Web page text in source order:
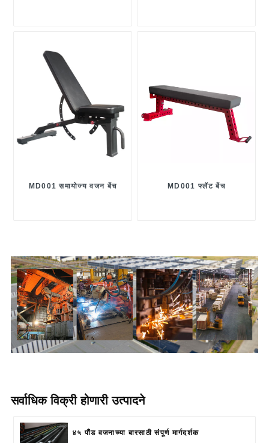
MD001 समायोज्य वजन बेंच MD001 फ्लॅट बेंच
सर्वाधिक विक्री होणारी उत्पादने
४५ पौंड वजनाच्या बारसाठी संपूर्ण मार्गदर्शक